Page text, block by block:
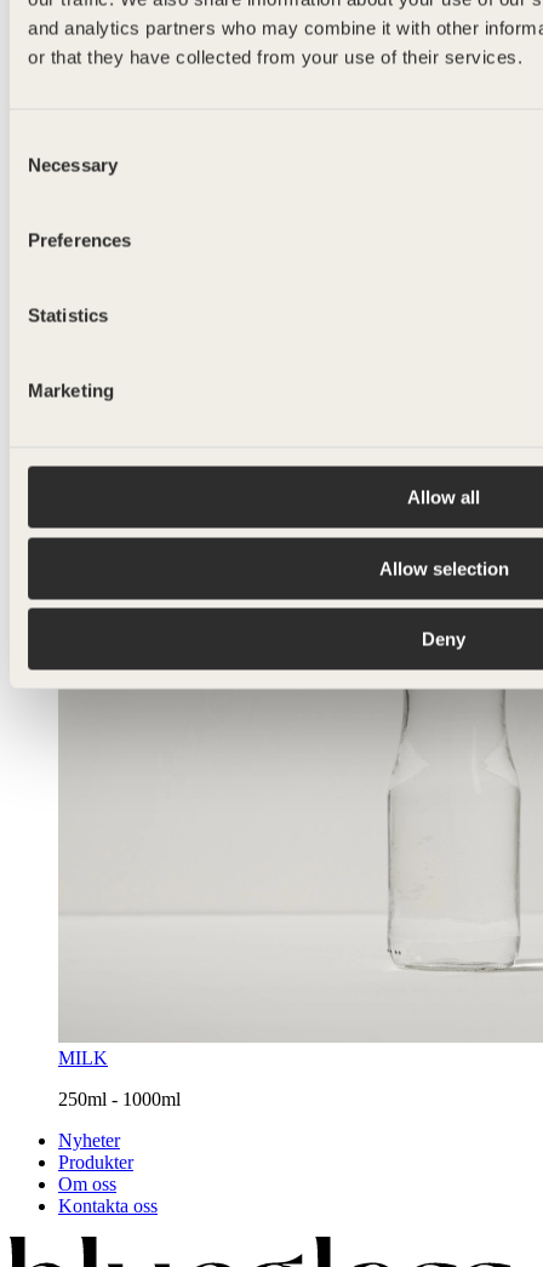
and analytics partners who may combine it with other
or that they have collected from your use of their services.
Selection
Necessary
Preferences
Statistics
Marketing
Allow all
Allow selection
Deny
1000ml
MILK
250ml - 1000ml
Nyheter
Produkter
Om oss
Kontakta oss